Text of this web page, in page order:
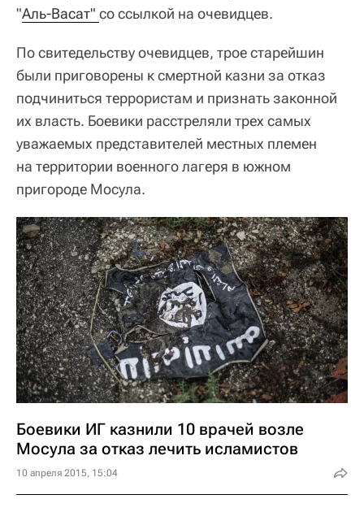
"Аль-Васат" со ссылкой на очевидцев.
По свитедельству очевидцев, трое старейшин
были приговорены к смертной казни за отказ
подчиниться террористам и признать законной
их власть. Боевики расстреляли трех самых
уважаемых представителей местных племен
на территории военного лагеря в южном
пригороде Мосула.
Боевики ИГ казнили 10 врачей возле
Мосула за отказ лечить исламистов
10 апреля 2015, 15:04